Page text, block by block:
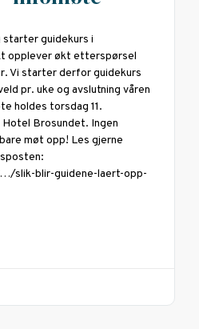
starter guidekurs i
opplever økt etterspørsel
Vi starter derfor guidekurs
pr. uke og avslutning våren
holdes torsdag 11.
Brosundet. Ingen
møt opp! Les gjerne
slik-blir-guidene-laert-opp-